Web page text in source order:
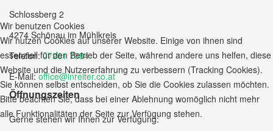
Schlossberg 2
4274 Schönau im Mühlkreis
Telefon:07261 7384
E-Mail:office@inreiter.co.at
Öffnungszeiten
Gerne stehen wir Ihnen zur Verfügung:
Wir benutzen Cookies
Wir nutzen Cookies auf unserer Website. Einige von ihnen sind
essenziell für den Betrieb der Seite, während andere uns helfen, diese
Website und die Nutzererfahrung zu verbessern (Tracking Cookies).
Sie können selbst entscheiden, ob Sie die Cookies zulassen möchten.
Bitte beachten Sie, dass bei einer Ablehnung womöglich nicht mehr
alle Funktionalitäten der Seite zur Verfügung stehen.